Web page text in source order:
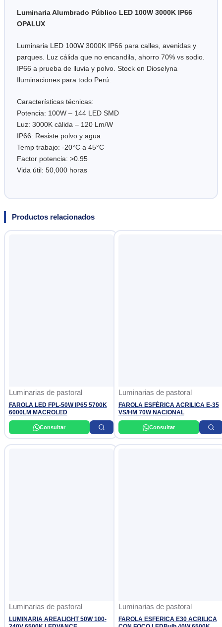
Luminaria Alumbrado Público LED 100W 3000K IP66
OPALUX
Luminaria LED 100W 3000K IP66 para calles, avenidas y
parques. Luz cálida que no encandila, ahorro 70% vs sodio.
IP66 a prueba de lluvia y polvo. Stock en Dioselyna
Iluminaciones para todo Perú.
Características técnicas:
Potencia: 100W – 144 LED SMD
Luz: 3000K cálida – 120 Lm/W
IP66: Resiste polvo y agua
Temp trabajo: -20°C a 45°C
Factor potencia: >0.95
Vida útil: 50,000 horas
Productos relacionados
Luminarias de pastoral
FAROLA LED FPL-50W IP65 5700K
6000LM MACROLED
Consultar
Luminarias de pastoral
FAROLA ESFÉRICA ACRILICA E-35
VS/HM 70W NACIONAL
Consultar
Luminarias de pastoral
LUMINARIA AREALIGHT 50W 100-
Luminarias de pastoral
FAROLA ESFERICA E30 ACRILICA